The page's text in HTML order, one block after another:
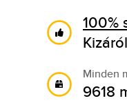
100%
Minden
9618